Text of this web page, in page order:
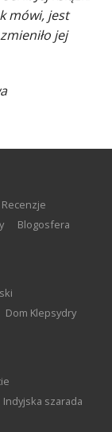
mówi, jest
jej
recenzje
blogosfera
Dom Klepsydry
Indyjska szarada